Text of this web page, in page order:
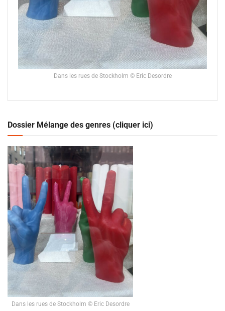
Dans les rues de Stockholm © Eric Desordre
Dossier Mélange des genres (cliquer ici)
Dans les rues de Stockholm © Eric Desordre